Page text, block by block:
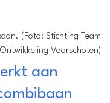
(Foto: Stichting Team
Ontwikkeling Voorschoten)
aan